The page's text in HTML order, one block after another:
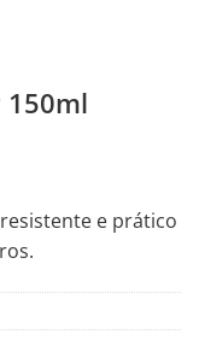
150ml
e prático